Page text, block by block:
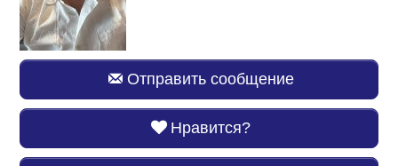
Отправить сообщение
Нравится?